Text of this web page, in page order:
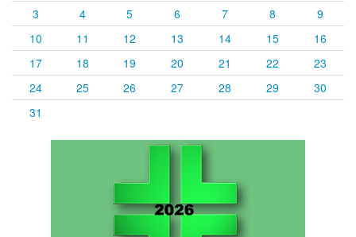
3
4 5 6 7 8
9
10
11 12 13 14 15
16
17
18 19 20 21 22
23
24
25 26 27 28 29
30
31